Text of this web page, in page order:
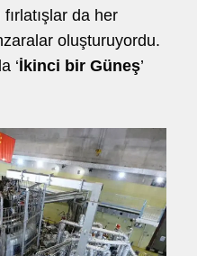
fırlatışlar da her
oluşturuyordu.
‘İkinci bir Güneş’